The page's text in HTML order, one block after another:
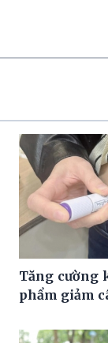
Tăng cường
phẩm giảm